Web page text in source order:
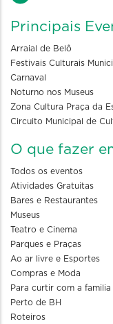
Principais
Arraial de Belô
Festivais Culturais
Carnaval
Noturno nos Museus
Zona Cultura Praça da
Circuito Municipal de
O que fazer
Todos os eventos
Atividades Gratuitas
Bares e Restaurantes
Museus
Teatro e Cinema
Parques e Praças
Ao ar livre e Esportes
Compras e Moda
Para curtir com a familia
Perto de BH
Roteiros